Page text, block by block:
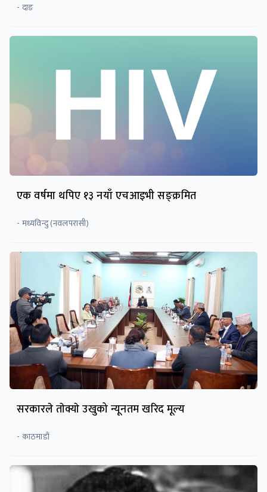
- दाङ
एक वर्षमा थपिए १३ नयाँ एचआइभी सङ्क्रमित
- मध्यविन्दु (नवलपरासी)
सरकारले ताेक्याे उखुको न्यूनतम खरिद मूल्य
- काठमाडौं